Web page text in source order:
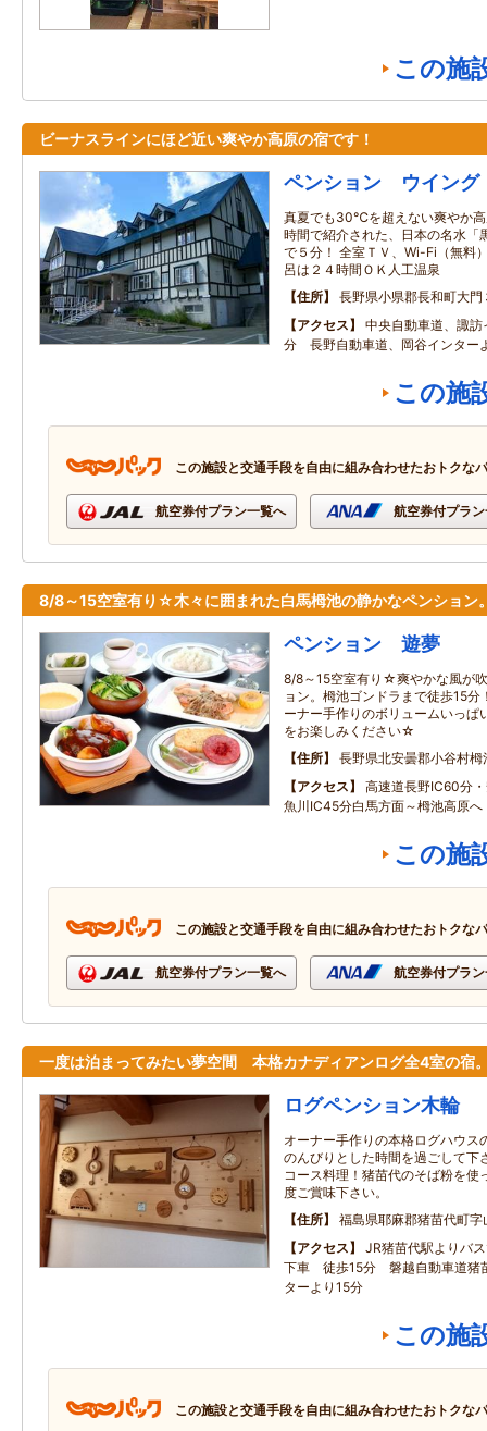
この施
ビーナスラインにほど近い爽やか高原の宿です！
ペンション ウイング
真夏でも30℃を超えない爽やか
時間で紹介された、日本の名水「
で５分！ 全室ＴＶ、Wi-Fi（無料
呂は２４時間ＯＫ人工温泉
住所
長野県小県郡長和町大門
アクセス
中央自動車道、諏
分 長野自動車道、岡谷インター
この施
この施設と交通手段を自由に組み合わせたおトクな
航空券付プラン一覧へ 航空券付プラ
8/8～15空室有り☆木々に囲まれた白馬栂池の静かなペンション
ペンション 遊夢
8/8～15空室有り☆爽やかな風が
ョン。栂池ゴンドラまで徒歩15
ーナー手作りのボリュームいっぱ
をお楽しみください☆
住所
長野県北安曇郡小谷村栂
アクセス
高速道長野IC60分
魚川IC45分白馬方面～栂池高原へ
この施
この施設と交通手段を自由に組み合わせたおトクな
航空券付プラン一覧へ 航空券付プラ
一度は泊まってみたい夢空間 本格カナディアンログ全4室の宿
ログペンション木輪
オーナー手作りの本格ログハウス
のんびりとした時間を過ごして下
コース料理！猪苗代のそば粉を使
度ご賞味下さい。
住所
福島県耶麻郡猪苗代町
アクセス
JR猪苗代駅よりバ
下車 徒歩15分 磐越自動車道猪
ターより15分
この施
この施設と交通手段を自由に組み合わせたおトクな